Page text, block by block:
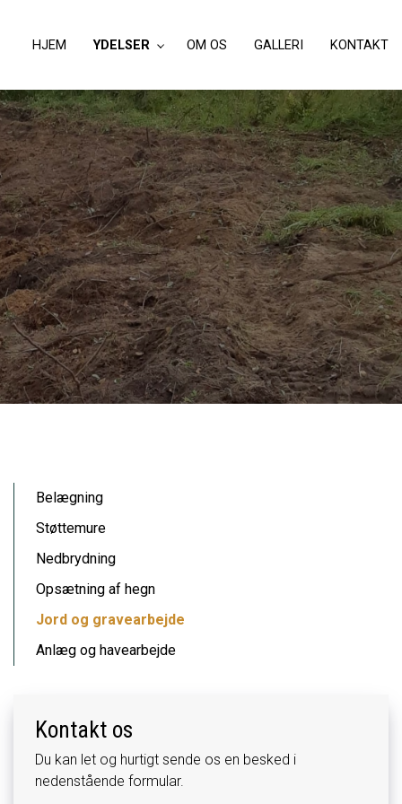
HJEM YDELSER OM OS GALLERI KONTAKT
Primær
Belægning
Støttemure
Nedbrydning
Opsætning af hegn
Jord og gravearbejde
Anlæg og havearbejde
Kontakt os
Du kan let og hurtigt sende os en besked i
nedenstående formular.